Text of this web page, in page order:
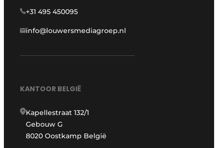
+31 495 450095
info@louwersmediagroep.nl
KANTOOR BELGIË
Kapellestraat 132/1
Gebouw G
8020 Oostkamp België